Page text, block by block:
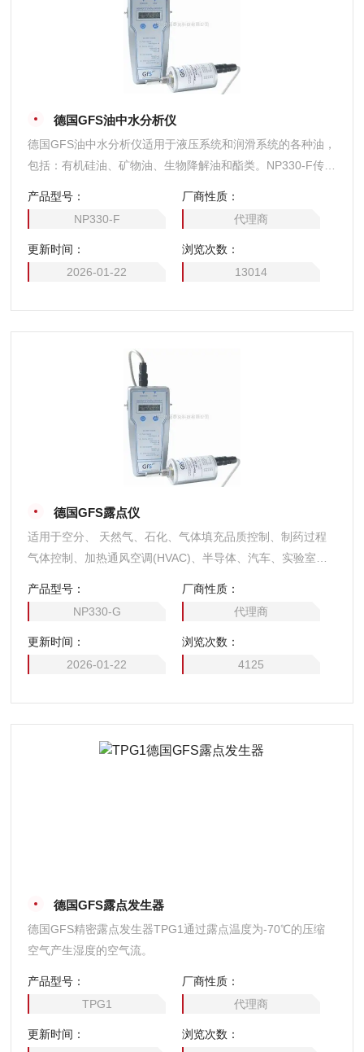
德国GFS油中水分析仪
德国GFS油中水分析仪适用于液压系统和润滑系统的各种油，
包括：有机硅油、矿物油、生物降解油和酯类。NP330-F传感
D1533)，安装简单。可选手持式显示器，轻便小巧、结构坚
固、可靠耐用。
产品型号：
NP330-F
厂商性质：
代理商
更新时间：
2026-01-22
浏览次数：
13014
德国GFS露点仪
适用于空分、 天然气、石化、气体填充品质控制、制药过程
气体控制、加热通风空调(HVAC)、半导体、汽车、实验室、
容多种气体露点测量(腐蚀性酸气除外)；宽量程范围，高精
度；超宽工作压力范围，Z大300bar；带温度补偿功能；响应
快速；传感器耐用可靠；维护量少。
产品型号：
NP330-G
厂商性质：
代理商
更新时间：
2026-01-22
浏览次数：
4125
德国GFS露点发生器
德国GFS精密露点发生器TPG1通过露点温度为-70℃的压缩
空气产生湿度的空气流。
产品型号：
TPG1
厂商性质：
代理商
更新时间：
浏览次数：